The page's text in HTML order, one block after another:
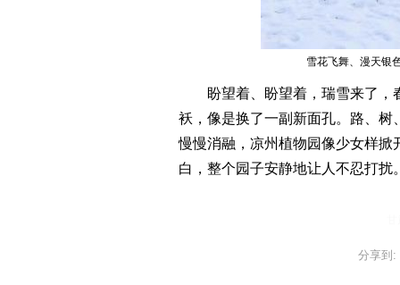
雪花飞舞、漫天银
盼望着、盼望着，瑞雪来了，
袄，像是换了一副新面孔。路、
慢慢消融，凉州植物园像少女样
白，整个园子安静地让人不忍打扰
分享到: